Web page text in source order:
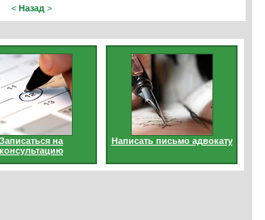
< Назад >
Записаться на
консультацию
Написать письмо адвокату